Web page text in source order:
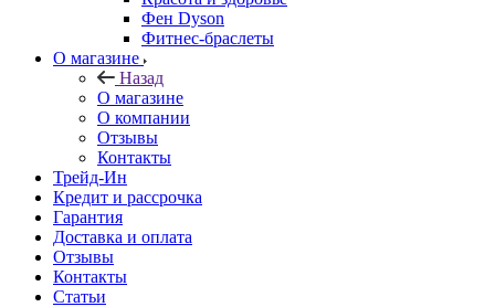
Фен Dyson
Фитнес-браслеты
О магазине
Назад
О магазине
О компании
Отзывы
Контакты
Трейд-Ин
Кредит и рассрочка
Гарантия
Доставка и оплата
Отзывы
Контакты
Статьи